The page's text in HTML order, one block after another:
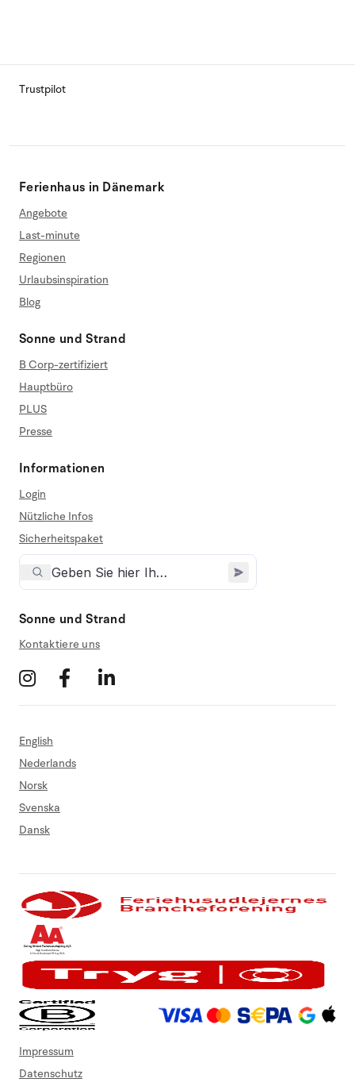
Trustpilot
Ferienhaus in Dänemark
Angebote
Last-minute
Regionen
Urlaubsinspiration
Blog
Sonne und Strand
B Corp-zertifiziert
Hauptbüro
PLUS
Presse
Informationen
Login
Nützliche Infos
Sicherheitspaket
Sonne und Strand
Kontaktiere uns
English
Nederlands
Norsk
Svenska
Dansk
Impressum
Datenschutz